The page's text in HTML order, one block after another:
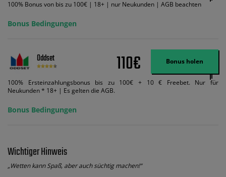
100% Bonus von bis zu 100€ | 18+ | nur Neukunden | AGB beachten
Bonus Bedingungen
Oddset 110€ Bonus holen
100% Ersteinzahlungsbonus bis zu 100€ + 10 € Freebet. Nur für
Neukunden * 18+ | Es gelten die AGB.
Bonus Bedingungen
Wichtiger Hinweis
„Wetten kann Spaß, aber auch süchtig machen!“